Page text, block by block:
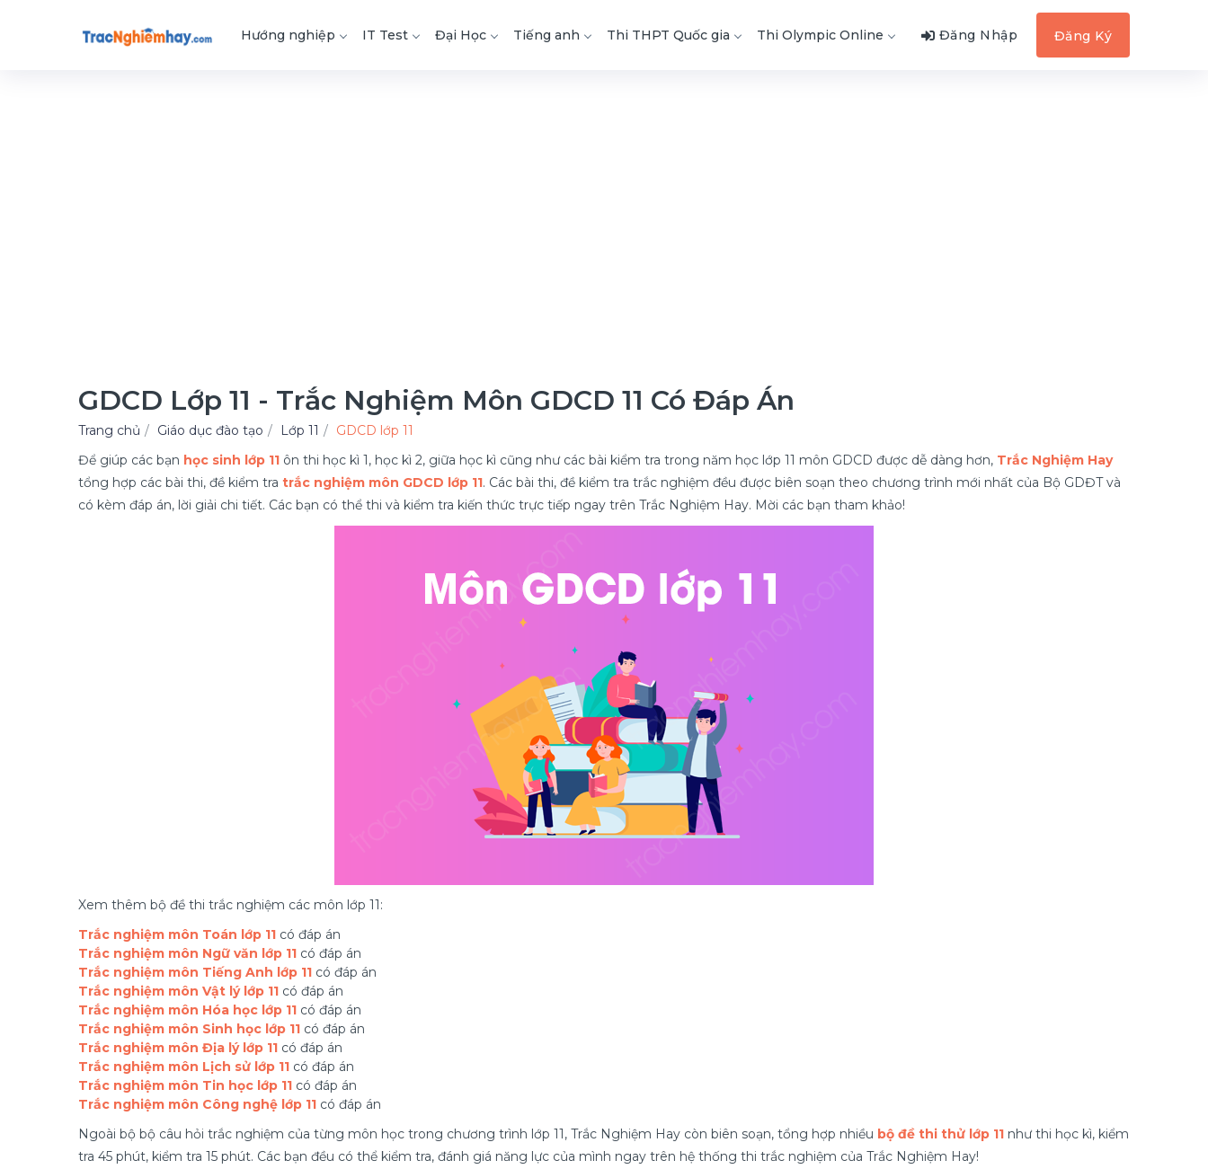
Hướng nghiệp IT Test Đại Học Tiếng anh Thi THPT Quốc gia Thi Olympic Online Đăng Nhập Đăng Ký
GDCD Lớp 11 - Trắc Nghiệm Môn GDCD 11 Có Đáp Án
Trang chủ Giáo dục đào tạo Lớp 11
GDCD lớp 11
Để giúp các bạn học sinh lớp 11 ôn thi học kì 1, học kì 2, giữa học kì cũng như các bài kiểm tra trong năm học lớp 11 môn GDCD được dễ dàng hơn, Trắc Nghiệm Hay
tổng hợp các bài thi, đề kiểm tra trắc nghiệm môn GDCD lớp 11. Các bài thi, đề kiểm tra trắc nghiệm đều được biên soạn theo chương trình mới nhất của Bộ GDĐT và
có kèm đáp án, lời giải chi tiết. Các bạn có thể thi và kiểm tra kiến thức trực tiếp ngay trên Trắc Nghiệm Hay. Mời các bạn tham khảo!
Xem thêm bộ đề thi trắc nghiệm các môn lớp 11:
Trắc nghiệm môn Toán lớp 11 có đáp án
Trắc nghiệm môn Ngữ văn lớp 11 có đáp án
Trắc nghiệm môn Tiếng Anh lớp 11 có đáp án
Trắc nghiệm môn Vật lý lớp 11 có đáp án
Trắc nghiệm môn Hóa học lớp 11 có đáp án
Trắc nghiệm môn Sinh học lớp 11 có đáp án
Trắc nghiệm môn Địa lý lớp 11 có đáp án
Trắc nghiệm môn Lịch sử lớp 11 có đáp án
Trắc nghiệm môn Tin học lớp 11 có đáp án
Trắc nghiệm môn Công nghệ lớp 11 có đáp án
Ngoài bộ bộ câu hỏi trắc nghiệm của từng môn học trong chương trình lớp 11, Trắc Nghiệm Hay còn biên soạn, tổng hợp nhiều bộ đề thi thử lớp 11 như thi học kì, kiểm
tra 45 phút, kiểm tra 15 phút. Các bạn đều có thể kiểm tra, đánh giá năng lực của mình ngay trên hệ thống thi trắc nghiệm của Trắc Nghiệm Hay!